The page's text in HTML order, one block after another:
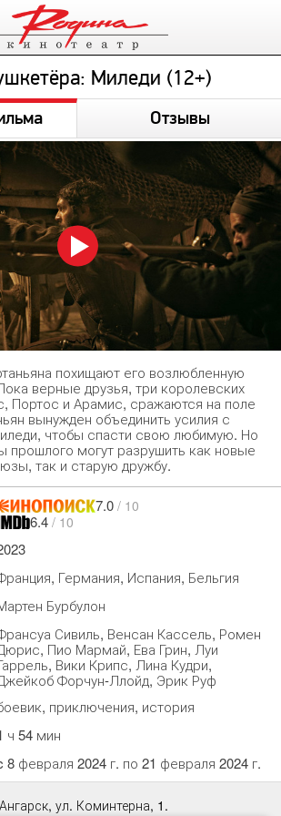
Миледи (12+)
Отзывы
похищают его возлюбленную
верные друзья, три королевских
Портос и Арамис, сражаются на поле
вынужден объединить усилия с
чтобы спасти свою любимую. Но
прошлого могут разрушить как новые
так и старую дружбу.
7.0 / 10
6.4 / 10
Германия, Испания, Бельгия
Бурбулон
Сивиль, Венсан Кассель, Ромен
Пио Мармай, Ева Грин, Луи
Вики Крипс, Лина Кудри,
Форчун-Ллойд, Эрик Руф
приключения, история
ч 54 мин
8 февраля 2024 г. по 21 февраля 2024 г.
ул. Коминтерна, 1.